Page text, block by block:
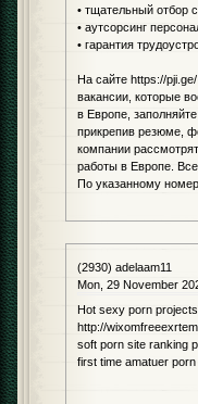
• тщательный отбор
• аутсорсинг
• гарантия
На сайте https://
вакансии, которые
в Европе,
прикрепив резюме,
компании
работы в Европе.
По указанному
(2930) adelaam11
Mon, 29 November
Hot sexy porn
http://
soft porn site ranking
first time amatuer porn